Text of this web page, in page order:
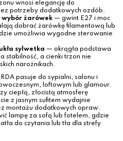
wnosi elegancję do
potrzeby dodatkowych ozdób.
wybór żarówek — gwint E27 i moc
dobrać żarówkę filamentową lub
umożliwia wygodne sterowanie
sylwetka — okrągła podstawa
stabilność, a cienki trzon nie
narożnikach.
pasuje do sypialni, salonu i
loftowym lub glamour.
ciepłą, złocistą atmosferę
z jasnym sufitem wydajnie
montażu dodatkowych opraw.
lampę za sofą lub fotelem, gdzie
do czytania lub tła dla strefy